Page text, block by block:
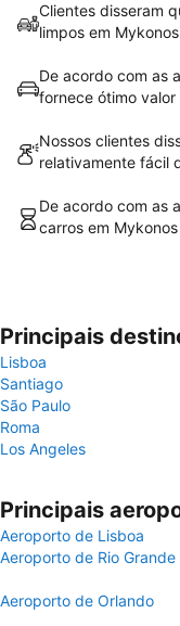
Clientes disseram
limpos em Mykonos
De acordo com as
fornece ótimo
Nossos clientes
relativamente fácil
De acordo com as
carros em
Principais
Lisboa
Santiago
São Paulo
Roma
Los Angeles
Principais
Aeroporto de Lisboa
Aeroporto de Rio Grande
Aeroporto de Orlando